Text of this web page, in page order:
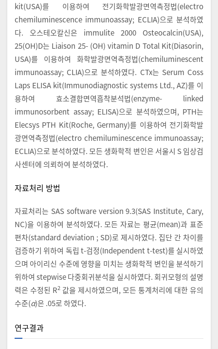
kit(USA)를 이용하여 전기화학발광면역측정법(electro
chemiluminescence immunoassay; ECLIA)으로 분석하였
다. 오스테오칼신은 immulite 2000 Osteocalcin(USA),
25(OH)D는 Liaison 25- (OH) vitamin D Total Kit(Diasorin,
USA)를 이용하여 화학발광면역측정법(chemiluminescent
immunoassay; CLIA)으로 분석하였다. CTx는 Serum Coss
Laps ELISA kit(Immunodiagnostic systems Ltd., AZ)를 이
용하여 효소결합면역흡착분석법(enzyme- linked
immunosorbent assay; ELISA)으로 분석하였으며, PTH는
Elecsys PTH Kit(Roche, Germany)를 이용하여 전기화학발
광면역측정법(electro chemiluminescence immunoassay;
ECLIA)으로 분석하였다. 모든 생화학적 변인은 서울시 S 임상검
사센터에 의뢰하여 분석하였다.
자료처리 방법
자료처리는 SAS software version 9.3(SAS Institute, Cary,
NC)을 이용하여 분석하였다. 모든 자료는 평균(mean)과 표준
편차(standard deviation ; SD)로 제시하였다. 집단 간 차이를
검증하기 위하여 독립 t-검정(Independent t-test)를 실시하였
으며 아이리신 수준에 영향을 미치는 생화학적 변인을 분석하기
위하여 stepwise 다중회귀분석을 실시하였다. 회귀모형의 설명
력은 수정된 R2 값을 제시하였으며, 모든 통계처리에 대한 유의
수준(α)은 .05로 하였다.
연구결과